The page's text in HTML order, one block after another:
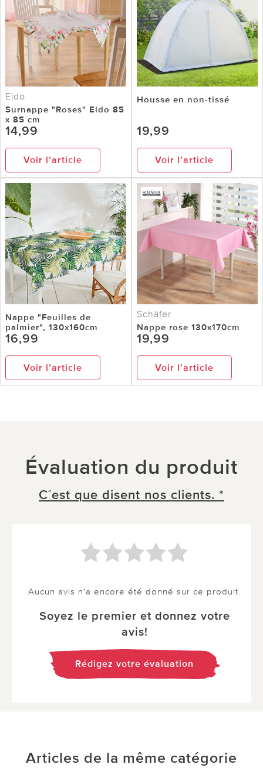
Eldo
Surnappe "Roses" Eldo 85
x 85 cm
14,99
Voir l’article
Housse en non-tissé
19,99
Voir l’article
Nappe "Feuilles de
palmier", 130x160cm
16,99
Voir l’article
Schäfer
Nappe rose 130x170cm
19,99
Voir l’article
Évaluation du produit
C´est que disent nos clients. *
Aucun avis n'a encore été donné sur ce produit.
Soyez le premier et donnez votre
avis!
Rédigez votre évaluation
Articles de la même catégorie